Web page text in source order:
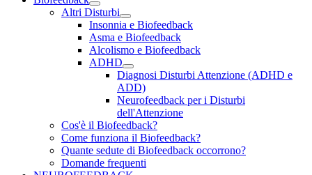
Altri Disturbi
Insonnia e Biofeedback
Asma e Biofeedback
Alcolismo e Biofeedback
ADHD
Diagnosi Disturbi Attenzione (ADHD e
ADD)
Neurofeedback per i Disturbi
dell'Attenzione
Cos'è il Biofeedback?
Come funziona il Biofeedback?
Quante sedute di Biofeedback occorrono?
Domande frequenti